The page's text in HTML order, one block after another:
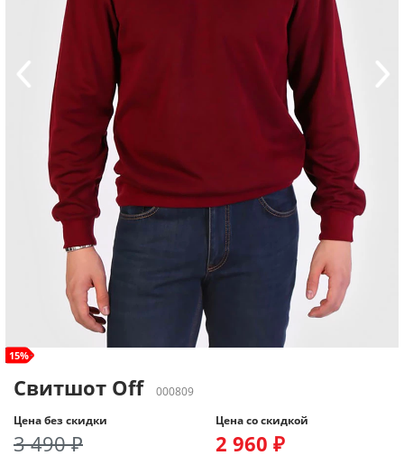
size+
15%
Свитшот Off
000809
Цена без скидки
3 490 ₽
Цена со скидкой
2 960 ₽